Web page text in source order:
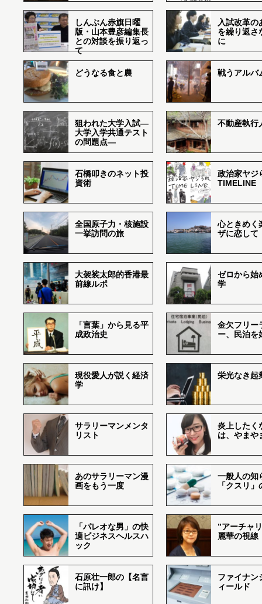
しんぶん赤旗日曜
版・山本豊彦編集長
との対談を振り返っ
て
入試改革の
を繰り返さ
に
どうなる食と農 戦うアルバ
狙われた大学入試―
大学入学共通テスト
の問題点―
不動産執行
石橋叩きのネット投
資術
政治家ヤジ
TIMELINE
全国原子力・核施設
一挙訪問の旅
心ときめく
ザに恋して
大袈裟太郎的香港最
前線ルポ
ゼロから始
学
「言葉」から見る平
成政治史
金欠フリー
ー、民泊を
現役愛人が説く経済
学
栄光なき起
サラリーマンメンタ
リスト
炎上したく
は、やまや
あのサラリーマン漫
画をもう一度
一般人の知
「クスリ
「パレオな男」の快
適ビジネスヘルスハ
ック
”アーチャ
麗華の視線
石原壮一郎の【名言
に訊け】
ファイナン
ィールド